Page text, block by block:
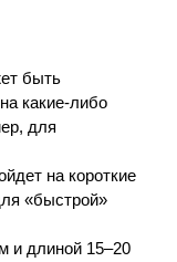
быть
какие-либо
для
на короткие
«быстрой»
и длиной 15–20